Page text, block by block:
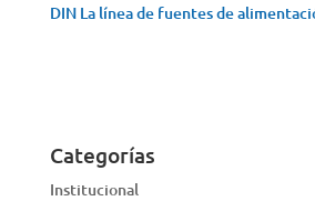
DIN La línea de fuentes de
Categorías
Institucional